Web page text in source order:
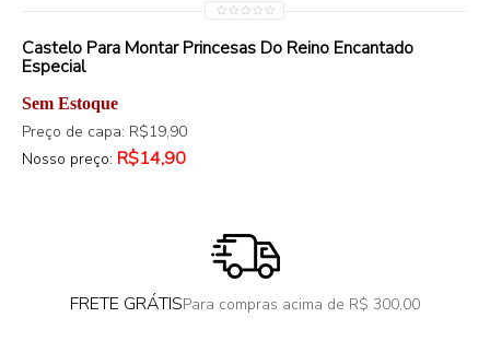
Castelo Para Montar Princesas Do Reino Encantado
Especial
Sem Estoque
Preço de capa: R$19,90
Nosso preço: R$14,90
FRETE GRÁTISPara compras acima de R$ 300,00